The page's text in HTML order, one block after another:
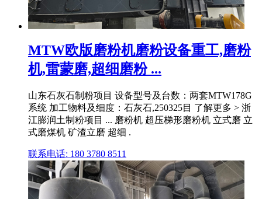
MTW欧版磨粉机磨粉设备重工,磨粉
机,雷蒙磨,超细磨粉 ...
山东石灰石制粉项目 设备型号及台数：两套MTW178G
系统 加工物料及细度：石灰石,250325目 了解更多 > 浙
江膨润土制粉项目 ... 磨粉机 超压梯形磨粉机 立式磨 立
式磨煤机 矿渣立磨 超细 .
联系电话: 180 3780 8511